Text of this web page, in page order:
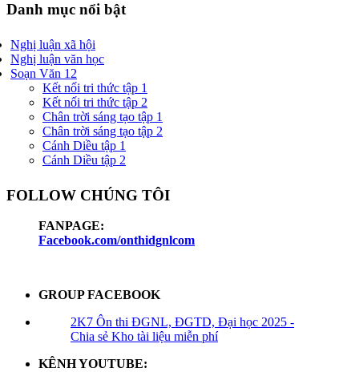
Danh mục nổi bật
Nghị luận xã hội
Nghị luận văn học
Soạn Văn 12
Kết nối tri thức tập 1
Kết nối tri thức tập 2
Chân trời sáng tạo tập 1
Chân trời sáng tạo tập 2
Cánh Diều tập 1
Cánh Diều tập 2
FOLLOW CHÚNG TÔI
FANPAGE:
Facebook.com/onthidgnlcom
GROUP FACEBOOK
2K7 Ôn thi ĐGNL, ĐGTD, Đại học 2025 -
Chia sẻ Kho tài liệu miễn phí
KÊNH YOUTUBE: